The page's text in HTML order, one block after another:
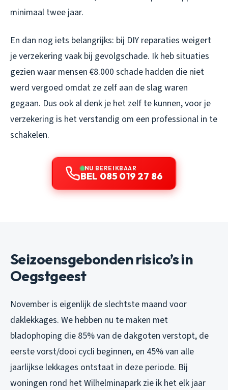
minimaal twee jaar.
En dan nog iets belangrijks: bij DIY reparaties weigert
je verzekering vaak bij gevolgschade. Ik heb situaties
gezien waar mensen €8.000 schade hadden die niet
werd vergoed omdat ze zelf aan de slag waren
gegaan. Dus ook al denk je het zelf te kunnen, voor je
verzekering is het verstandig om een professional in te
schakelen.
NU BEREIKBAAR
BEL 085 019 27 86
Seizoensgebonden risico’s in
Oegstgeest
November is eigenlijk de slechtste maand voor
daklekkages. We hebben nu te maken met
bladophoping die 85% van de dakgoten verstopt, de
eerste vorst/dooi cycli beginnen, en 45% van alle
jaarlijkse lekkages ontstaat in deze periode. Bij
woningen rond het Wilhelminapark zie ik het elk jaar